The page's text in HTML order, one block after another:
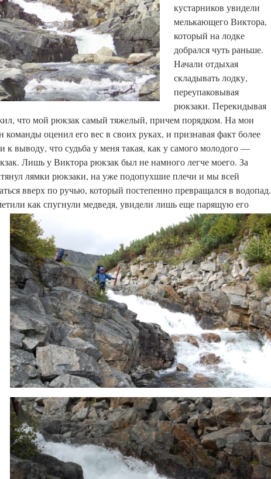
кустарников увидели
мелькающего Виктора,
который на лодке
добрался чуть раньше.
Начали отдыхая
складывать лодку,
переупаковывая
рюкзаки. Перекидывая
что мой рюкзак самый тяжелый, причем порядком. На мои
оценил его вес в своих руках, и признавая факт более
к выводу, что судьба у меня такая, как у самого молодого —
Лишь у Виктора рюкзак был не намного легче моего. За
лямки рюкзаки, на уже подопухшие плечи и мы всей
вверх по ручью, который постепенно превращался в водопад.
как спугнули медведя, увидели лишь еще парящую его